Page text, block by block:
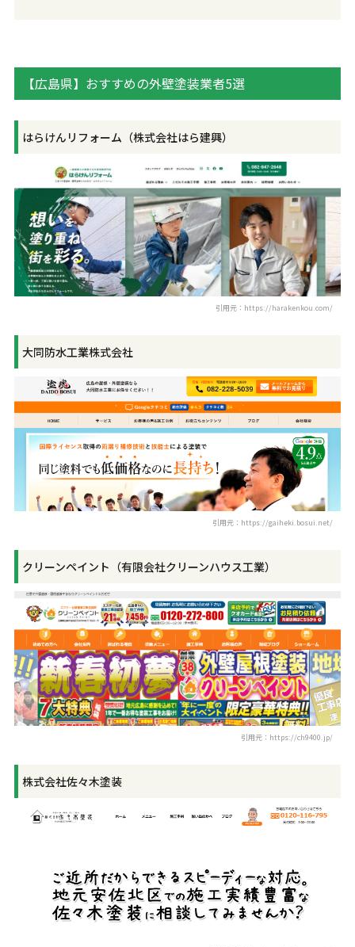
【広島県】おすすめの外壁塗装業者5選
はらけんリフォーム（株式会社はら建興）
引用元：https://harakenkou.com/
大同防水工業株式会社
引用元：https://gaiheki.bosui.net/
クリーンペイント（有限会社クリーンハウス工業）
引用元：https://ch9400.jp/
株式会社佐々木塗装